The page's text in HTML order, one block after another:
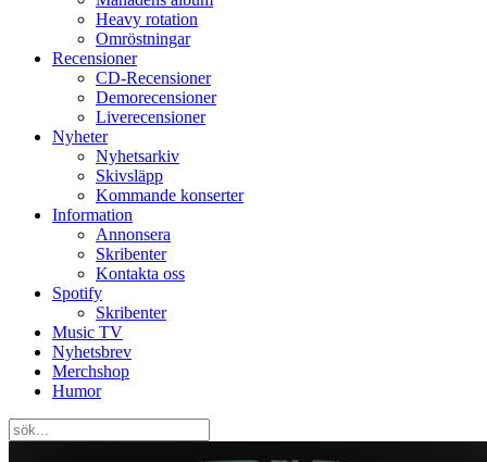
Heavy rotation
Omröstningar
Recensioner
CD-Recensioner
Demorecensioner
Liverecensioner
Nyheter
Nyhetsarkiv
Skivsläpp
Kommande konserter
Information
Annonsera
Skribenter
Kontakta oss
Spotify
Skribenter
Music TV
Nyhetsbrev
Merchshop
Humor